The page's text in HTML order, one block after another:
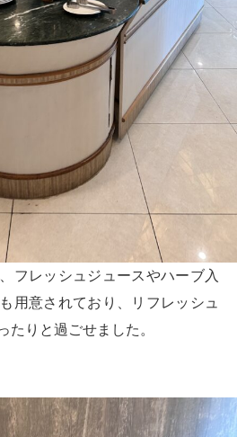
フレッシュジュースやハーブ入
用意されており、リフレッシュ
たりと過ごせました。